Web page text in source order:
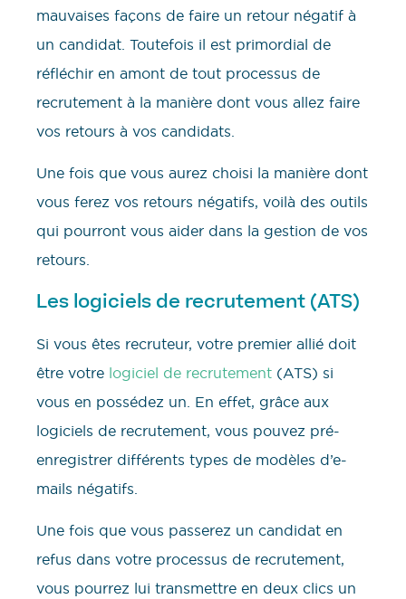
mauvaises façons de faire un retour négatif à
un candidat. Toutefois il est primordial de
réfléchir en amont de tout processus de
recrutement à la manière dont vous allez faire
vos retours à vos candidats.
Une fois que vous aurez choisi la manière dont
vous ferez vos retours négatifs, voilà des outils
qui pourront vous aider dans la gestion de vos
retours.
Les logiciels de recrutement (ATS)
Si vous êtes recruteur, votre premier allié doit
être votre logiciel de recrutement (ATS) si
vous en possédez un. En effet, grâce aux
logiciels de recrutement, vous pouvez pré-
enregistrer différents types de modèles d’e-
mails négatifs.
Une fois que vous passerez un candidat en
refus dans votre processus de recrutement,
vous pourrez lui transmettre en deux clics un